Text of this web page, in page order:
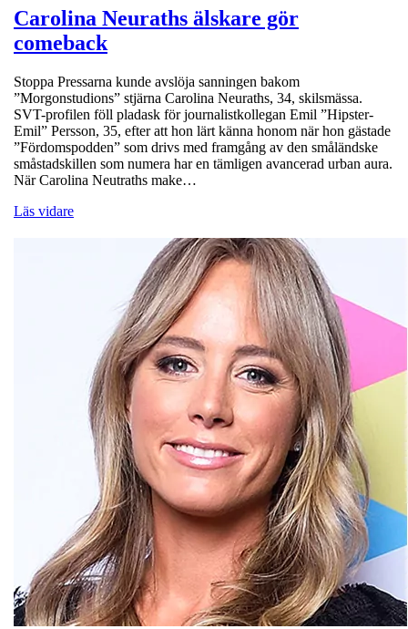
Carolina Neuraths älskare gör
comeback
Stoppa Pressarna kunde avslöja sanningen bakom
”Morgonstudions” stjärna Carolina Neuraths, 34, skilsmässa.
SVT-profilen föll pladask för journalistkollegan Emil ”Hipster-
Emil” Persson, 35, efter att hon lärt känna honom när hon gästade
”Fördomspodden” som drivs med framgång av den småländske
småstadskillen som numera har en tämligen avancerad urban aura.
När Carolina Neutraths make…
Läs vidare